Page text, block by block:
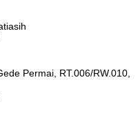
Permai, RT.006/RW.010,